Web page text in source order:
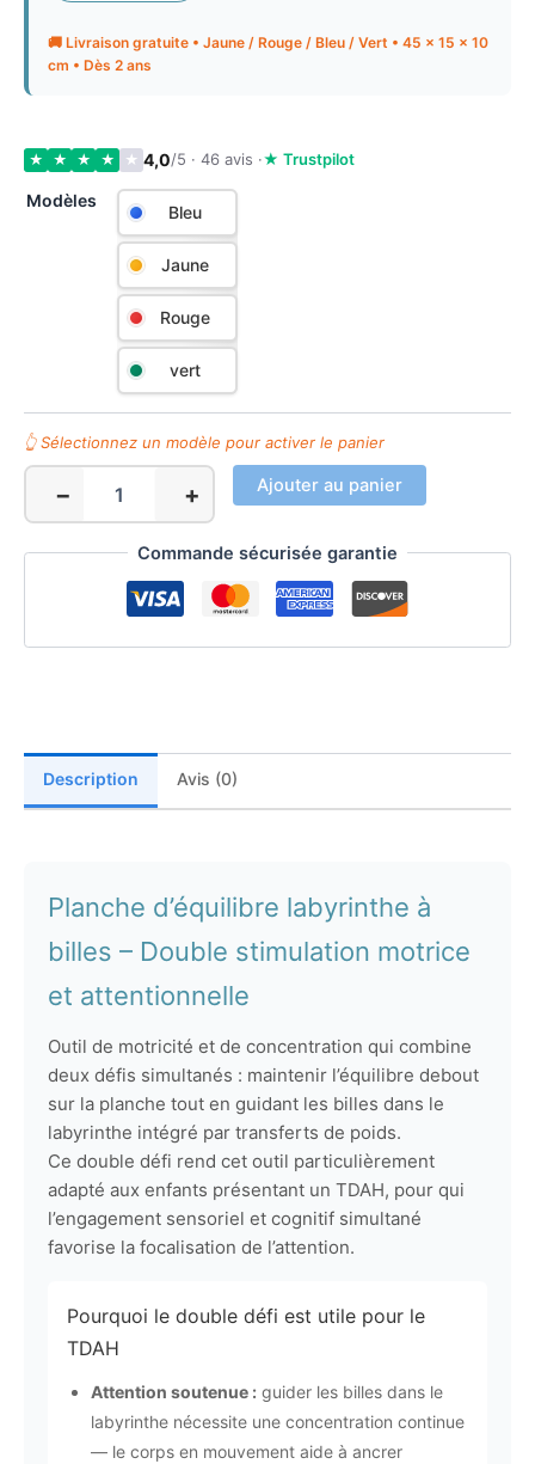
🚚 Livraison gratuite • Jaune / Rouge / Bleu / Vert • 45 × 15 × 10
cm • Dès 2 ans
★ ★ ★ ★ ★ 4,0/5 · 46 avis ·★ Trustpilot
Modèles
Bleu
Jaune
Rouge
vert
−
quantité
de
Planche
billes
+ Ajouter au panier
Commande sécurisée garantie
Description Avis (0)
Planche d’équilibre labyrinthe à
billes – Double stimulation motrice
et attentionnelle
Outil de motricité et de concentration qui combine
deux défis simultanés : maintenir l’équilibre debout
sur la planche tout en guidant les billes dans le
labyrinthe intégré par transferts de poids.
Ce double défi rend cet outil particulièrement
adapté aux enfants présentant un TDAH, pour qui
l’engagement sensoriel et cognitif simultané
favorise la focalisation de l’attention.
Pourquoi le double défi est utile pour le
TDAH
Attention soutenue : guider les billes dans le
labyrinthe nécessite une concentration continue
— le corps en mouvement aide à ancrer